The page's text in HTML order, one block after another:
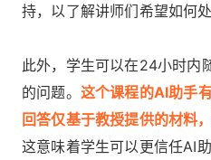
持，以了解讲师们希望如何
此外，学生可以在24小时内
的问题。 这个课程的AI助手
回答仅基于教授提供的材料
这意味着学生可以更信任AI